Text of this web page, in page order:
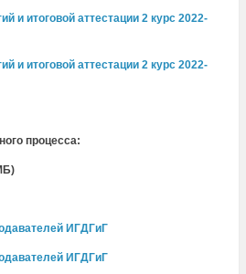
и итоговой аттестации 2 курс 2022-
и итоговой аттестации 2 курс 2022-
процесса:
ИГДГиГ
ИГДГиГ